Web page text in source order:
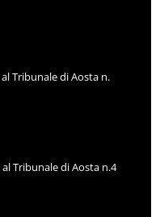
Tribunale di Aosta n.
Tribunale di Aosta n.4